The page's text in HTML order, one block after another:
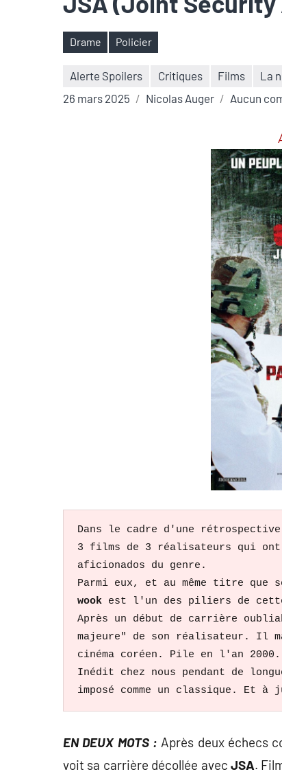
Étiquettes
Drame Policier
Alerte Spoilers Critiques Films La
26 mars 2025
Nicolas Auger Aucun
Dans le cadre d'une
3 films de 3 réalisateurs qui ont
aficionados du genre.
Parmi eux, et au même titre que
wook est l'un des piliers de
Après un début de carrière
majeure" de son réalisateur. Il
cinéma coréen. Pile en l'an 2000.
Inédit chez nous pendant de
imposé comme un classique. Et
EN DEUX MOTS : Après deux échecs
voit sa carrière décollée avec JSA.